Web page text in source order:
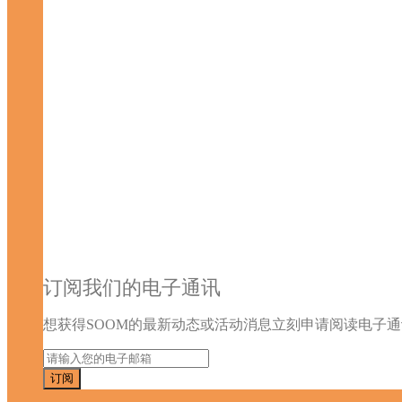
订阅我们的电子通讯
想获得SOOM的最新动态或活动消息立刻申请阅读电子